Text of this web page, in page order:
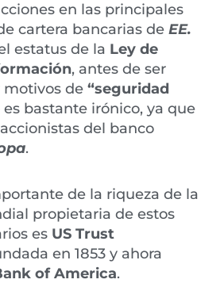
en las principales
cartera bancarias de EE.
estatus de la Ley de
, antes de ser
motivos de “seguridad
es bastante irónico, ya que
del banco
.
de la riqueza de la
propietaria de estos
es US Trust
en 1853 y ahora
of America.